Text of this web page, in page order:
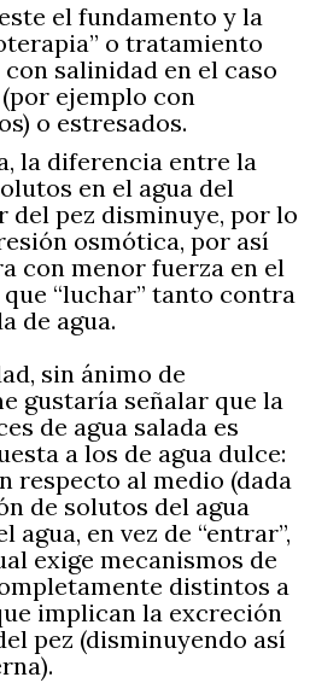
el fundamento y la
o tratamiento
salinidad en el caso
ejemplo con
o estresados.
la diferencia entre la
en el agua del
pez disminuye, por lo
osmótica, por así
con menor fuerza en el
“luchar” tanto contra
de agua.
sin ánimo de
gustaría señalar que la
de agua salada es
a los de agua dulce:
respecto al medio (dada
de solutos del agua
agua, en vez de “entrar”,
exige mecanismos de
distintos a
implican la excreción
pez (disminuyendo así